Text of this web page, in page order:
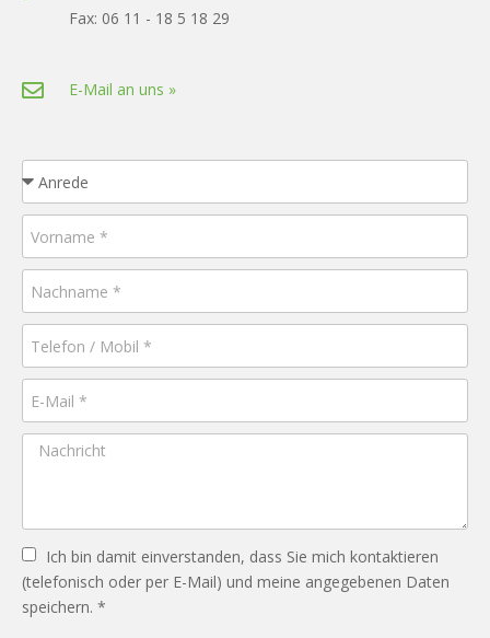
Fax: 06 11 - 18 5 18 29
E-Mail an uns »
Ich bin damit einverstanden, dass Sie mich kontaktieren
(telefonisch oder per E-Mail) und meine angegebenen Daten
speichern. *